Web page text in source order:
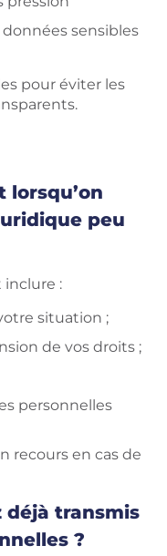
sensibles
pour éviter les
lorsqu’on
peu
inclure :
situation ;
de vos droits ;
personnelles
recours en cas de
déjà transmis
?